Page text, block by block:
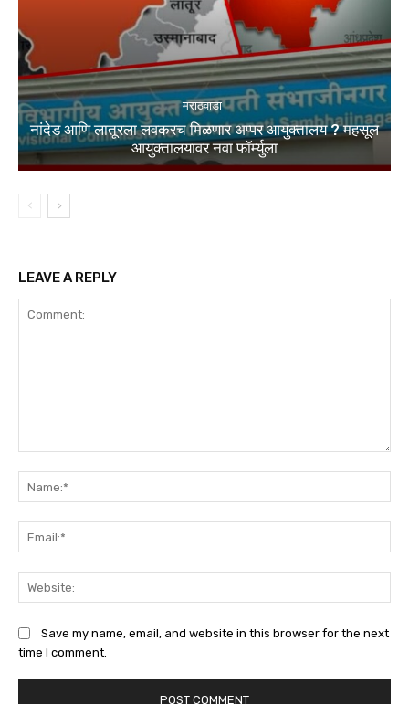
मराठवाडा
नांदेड आणि लातूरला लवकरच मिळणार अप्पर आयुक्तालय ? महसूल
आयुक्तालयावर नवा फॉर्म्युला
LEAVE A REPLY
Save my name, email, and website in this browser for the next
time I comment.